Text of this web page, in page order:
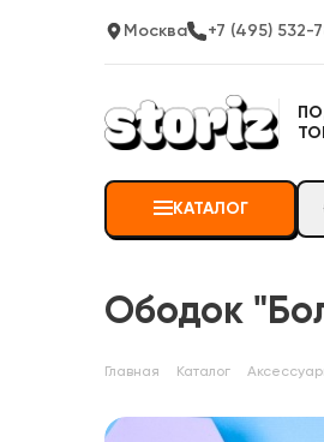
Москва +7 (495) 532-
КАТАЛОГ
Ободок
Главная Каталог